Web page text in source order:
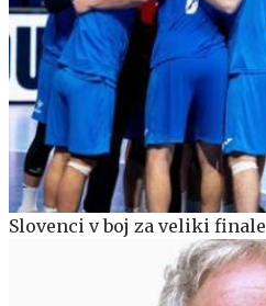
Slovenci v boj za veliki finale